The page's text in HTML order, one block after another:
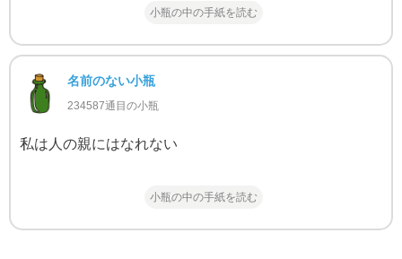
小瓶の中の手紙を読む
名前のない小瓶
234587通目の小瓶
私は人の親にはなれない
小瓶の中の手紙を読む